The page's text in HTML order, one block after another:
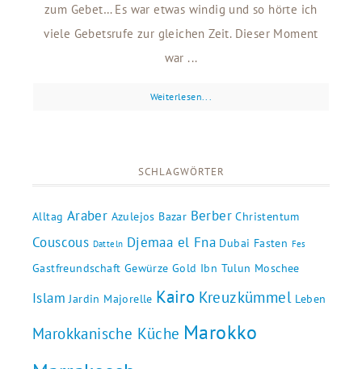
zum Gebet… Es war etwas windig und so hörte ich
viele Gebetsrufe zur gleichen Zeit. Dieser Moment
war ...
Weiterlesen...
SCHLAGWÖRTER
Alltag Araber Azulejos Bazar Berber Christentum
Couscous Datteln Djemaa el Fna Dubai Fasten Fes
Gastfreundschaft Gewürze Gold Ibn Tulun Moschee
Islam Jardin Majorelle Kairo Kreuzkümmel Leben
Marokkanische Küche Marokko